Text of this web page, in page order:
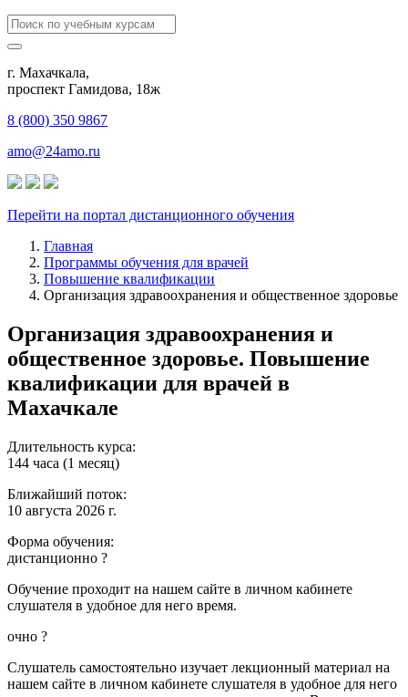
г. Махачкала,
​проспект Гамидова, 18ж
8 (800) 350 9867
amo@24amo.ru
Перейти на портал дистанционного обучения
Главная
Программы обучения для врачей
Повышение квалификации
Организация здравоохранения и общественное здоровье
Организация здравоохранения и
общественное здоровье. Повышение
квалификации для врачей в
Махачкале
Длительность курса:
144 часа (1 месяц)
Ближайший поток:
10 августа 2026 г.
Форма обучения:
дистанционно ?
Обучение проходит на нашем сайте в личном кабинете
слушателя в удобное для него время.
очно ?
Слушатель самостоятельно изучает лекционный материал на
нашем сайте в личном кабинете слушателя в удобное для него